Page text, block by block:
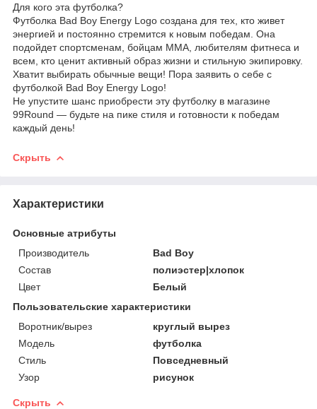
Для кого эта футболка?
Футболка Bad Boy Energy Logo создана для тех, кто живет
энергией и постоянно стремится к новым победам. Она
подойдет спортсменам, бойцам ММА, любителям фитнеса и
всем, кто ценит активный образ жизни и стильную экипировку.
Хватит выбирать обычные вещи! Пора заявить о себе с
футболкой Bad Boy Energy Logo!
Не упустите шанс приобрести эту футболку в магазине
99Round — будьте на пике стиля и готовности к победам
каждый день!
Скрыть
Характеристики
Основные атрибуты
Производитель
Bad Boy
Состав
полиэстер|хлопок
Цвет
Белый
Пользовательские характеристики
Воротник/вырез
круглый вырез
Модель
футболка
Стиль
Повседневный
Узор
рисунок
Скрыть